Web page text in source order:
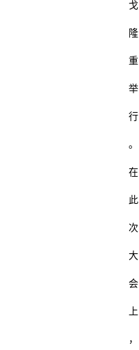
戈
隆
重
举
行
。
在
此
次
大
会
上
，